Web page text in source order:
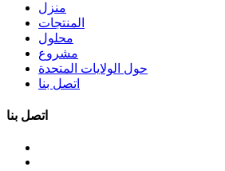
منزل
المنتجات
محلول
مشروع
حول الولايات المتحدة
اتصل بنا
اتصل بنا